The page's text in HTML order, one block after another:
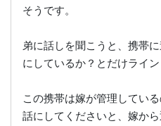
そうです。
弟に話しを聞こうと、携帯
にしているか？とだけライン
この携帯は嫁が管理してい
話にしてくださいと、嫁か